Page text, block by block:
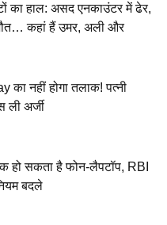
का हाल: असद एनकाउंटर में ढेर,
कहां हैं उमर, अली और
नहीं होगा तलाक! पत्नी
ली अर्जी
हो सकता है फोन-लैपटॉप, RBI
बदले